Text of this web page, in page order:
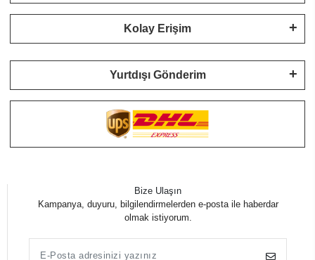
Kolay Erişim
Yurtdışı Gönderim
Bize Ulaşın
Kampanya, duyuru, bilgilendirmelerden e-posta ile haberdar
olmak istiyorum.